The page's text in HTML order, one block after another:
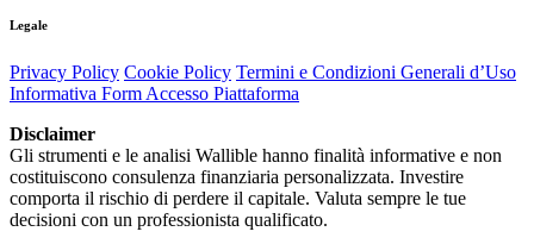
Legale
Privacy Policy Cookie Policy Termini e Condizioni Generali d’Uso
Informativa Form Accesso Piattaforma
Disclaimer
Gli strumenti e le analisi Wallible hanno finalità informative e non
costituiscono consulenza finanziaria personalizzata. Investire
comporta il rischio di perdere il capitale. Valuta sempre le tue
decisioni con un professionista qualificato.